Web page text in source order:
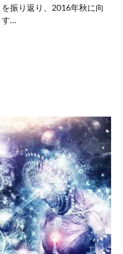
振り返り、2016年秋に向
す…